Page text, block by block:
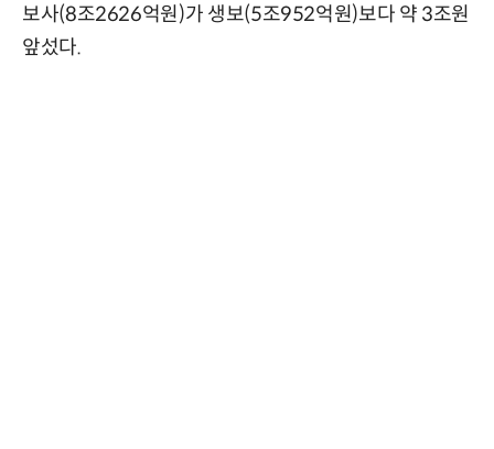
보사(8조2626억원)가 생보(5조952억원)보다 약 3조원
앞섰다.